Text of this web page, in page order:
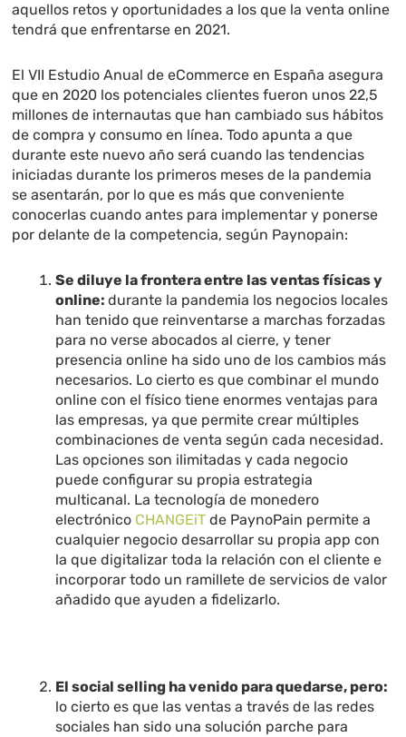
aquellos retos y oportunidades a los que la venta online
tendrá que enfrentarse en 2021.
El VII Estudio Anual de eCommerce en España asegura
que en 2020 los potenciales clientes fueron unos 22,5
millones de internautas que han cambiado sus hábitos
de compra y consumo en línea. Todo apunta a que
durante este nuevo año será cuando las tendencias
iniciadas durante los primeros meses de la pandemia
se asentarán, por lo que es más que conveniente
conocerlas cuando antes para implementar y ponerse
por delante de la competencia, según Paynopain:
Se diluye la frontera entre las ventas físicas y
online:durante la pandemia los negocios locales
han tenido que reinventarse a marchas forzadas
para no verse abocados al cierre, y tener
presencia online ha sido uno de los cambios más
necesarios. Lo cierto es que combinar el mundo
online con el físico tiene enormes ventajas para
las empresas, ya que permite crear múltiples
combinaciones de venta según cada necesidad.
Las opciones son ilimitadas y cada negocio
puede configurar su propia estrategia
multicanal. La tecnología de monedero
electrónico CHANGEiT de PaynoPain permite a
cualquier negocio desarrollar su propia app con
la que digitalizar toda la relación con el cliente e
incorporar todo un ramillete de servicios de valor
añadido que ayuden a fidelizarlo.
El social selling ha venido para quedarse, pero:
lo cierto es que las ventas a través de las redes
sociales han sido una solución parche para